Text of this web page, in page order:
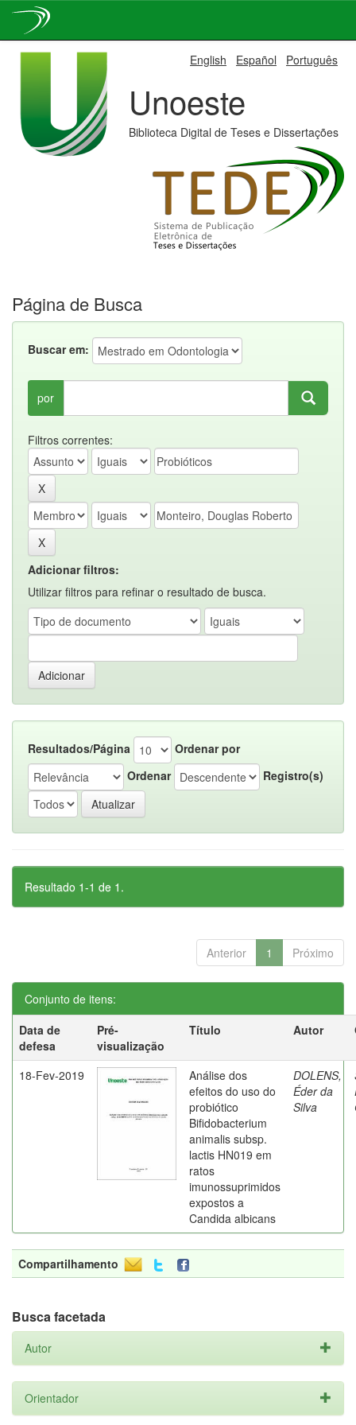
English Español Português
Unoeste
Biblioteca Digital de Teses e Dissertações
Página de Busca
Buscar em:
por
Filtros correntes:
Adicionar filtros:
Utilizar filtros para refinar o resultado de busca.
Resultados/Página
Ordenar por
Ordenar
Registro(s)
Resultado 1-1 de 1.
Anterior 1 Próximo
Conjunto de itens:
Data de
defesa
Pré-
visualização
Título Autor
18-Fev-2019
Análise dos
efeitos do uso do
probiótico
Bifidobacterium
animalis subsp.
lactis HN019 em
ratos
imunossuprimidos
expostos a
Candida albicans
DOLENS,
Éder da
Silva
Compartilhamento
Busca facetada
Autor
Orientador